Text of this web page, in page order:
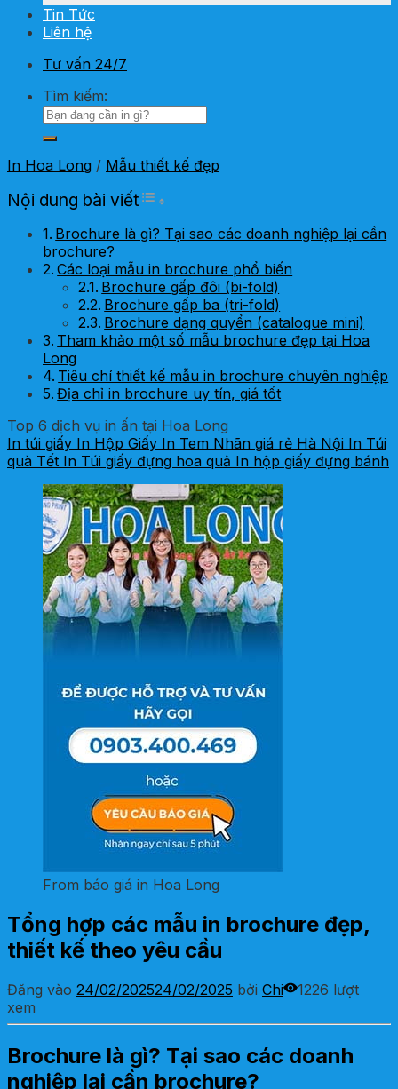
Tin Tức
Liên hệ
Tư vấn 24/7
Tìm kiếm:
In Hoa Long / Mẫu thiết kế đẹp
Nội dung bài viết Toggle Table of Content
Brochure là gì? Tại sao các doanh nghiệp lại cần
brochure?
Các loại mẫu in brochure phổ biến
Brochure gấp đôi (bi-fold)
Brochure gấp ba (tri-fold)
Brochure dạng quyển (catalogue mini)
Tham khảo một số mẫu brochure đẹp tại Hoa
Long
Tiêu chí thiết kế mẫu in brochure chuyên nghiệp
Địa chỉ in brochure uy tín, giá tốt
Top 6 dịch vụ in ấn tại Hoa Long
In túi giấy In Hộp Giấy In Tem Nhãn giá rẻ Hà Nội In Túi
quà Tết In Túi giấy đựng hoa quả In hộp giấy đựng bánh
From báo giá in Hoa Long
Tổng hợp các mẫu in brochure đẹp,
thiết kế theo yêu cầu
Đăng vào 24/02/202524/02/2025 bởi Chi
1226 lượt
xem
Brochure là gì? Tại sao các doanh
nghiệp lại cần brochure?